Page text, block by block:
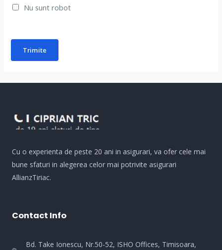
Nu sunt robot
Trimite
Cu o experienta de peste 20 ani in asigurari, va ofer cele mai
bune sfaturi in alegerea celor mai potrivite asigurari
AllianzTiriac.
Contact Info
­­Bd. Take Ionescu, Nr.50-52, ISHO Offices, Timisoara,